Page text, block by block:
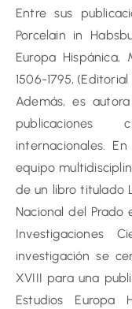
Entre sus
Porcelain in
Europa Hispánica,
1506-1795,
Además, es
publicaciones
internacionales.
equipo
de un libro titulado
Nacional del
Investigaciones
investigación se
XVIII para una
Estudios Europa